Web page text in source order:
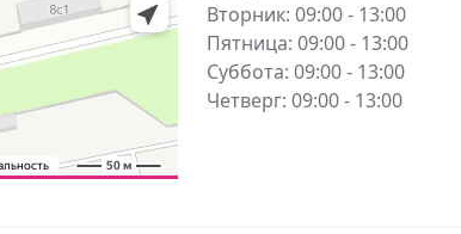
Вторник: 09:00 - 13:00
Пятница: 09:00 - 13:00
Суббота: 09:00 - 13:00
Четверг: 09:00 - 13:00